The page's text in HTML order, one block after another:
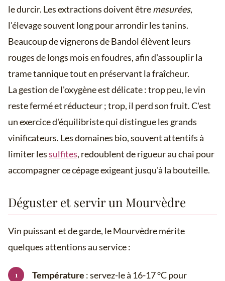
le durcir. Les extractions doivent êtremesurées,
l'élevage souvent long pour arrondir les tanins.
Beaucoup de vignerons de Bandol élèvent leurs
rouges de longs mois en foudres, afin d'assouplir la
trame tannique tout en préservant la fraîcheur.
La gestion de l'oxygène est délicate : trop peu, le vin
reste fermé et réducteur ; trop, il perd son fruit. C'est
un exercice d'équilibriste qui distingue les grands
vinificateurs. Les domaines bio, souvent attentifs à
limiter lessulfites, redoublent de rigueur au chai pour
accompagner ce cépage exigeant jusqu'à la bouteille.
Déguster et servir un Mourvèdre
Vin puissant et de garde, le Mourvèdre mérite
quelques attentions au service :
Température : servez-le à 16-17 °C pour